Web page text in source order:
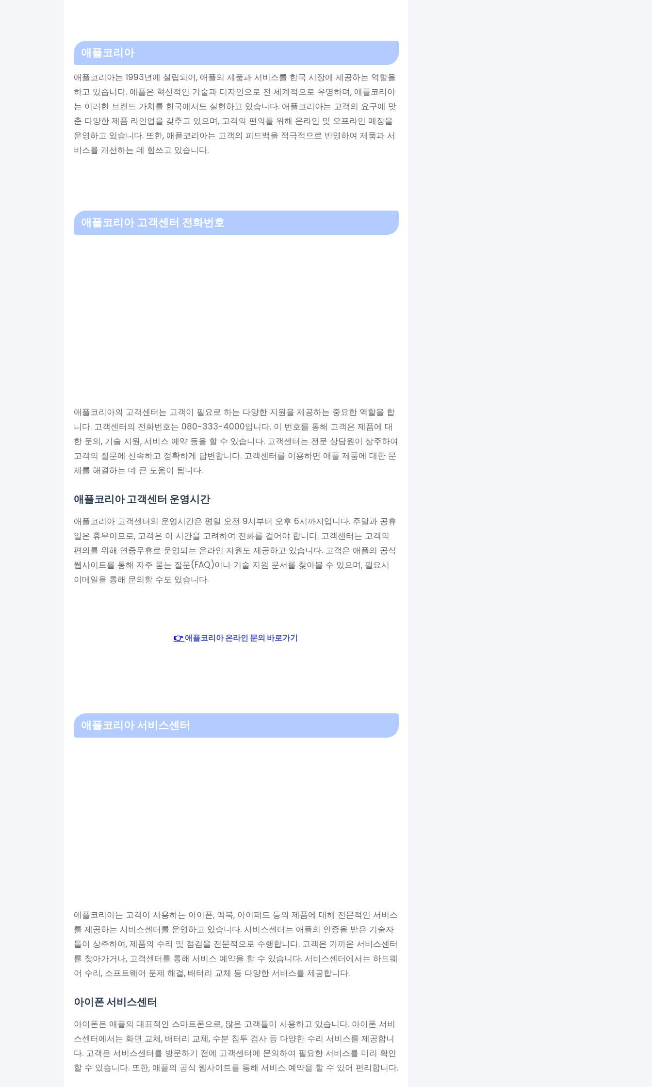
애플코리아
애플코리아는 1993년에 설립되어, 애플의 제품과 서비스를 한국 시장에 제공하는 역할을
하고 있습니다. 애플은 혁신적인 기술과 디자인으로 전 세계적으로 유명하며, 애플코리아
는 이러한 브랜드 가치를 한국에서도 실현하고 있습니다. 애플코리아는 고객의 요구에 맞
춘 다양한 제품 라인업을 갖추고 있으며, 고객의 편의를 위해 온라인 및 오프라인 매장을
운영하고 있습니다. 또한, 애플코리아는 고객의 피드백을 적극적으로 반영하여 제품과 서
비스를 개선하는 데 힘쓰고 있습니다.
애플코리아 고객센터 전화번호
애플코리아의 고객센터는 고객이 필요로 하는 다양한 지원을 제공하는 중요한 역할을 합
니다. 고객센터의 전화번호는 080-333-4000입니다. 이 번호를 통해 고객은 제품에 대
한 문의, 기술 지원, 서비스 예약 등을 할 수 있습니다. 고객센터는 전문 상담원이 상주하여
고객의 질문에 신속하고 정확하게 답변합니다. 고객센터를 이용하면 애플 제품에 대한 문
제를 해결하는 데 큰 도움이 됩니다.
애플코리아 고객센터 운영시간
애플코리아 고객센터의 운영시간은 평일 오전 9시부터 오후 6시까지입니다. 주말과 공휴
일은 휴무이므로, 고객은 이 시간을 고려하여 전화를 걸어야 합니다. 고객센터는 고객의
편의를 위해 연중무휴로 운영되는 온라인 지원도 제공하고 있습니다. 고객은 애플의 공식
웹사이트를 통해 자주 묻는 질문(FAQ)이나 기술 지원 문서를 찾아볼 수 있으며, 필요시
이메일을 통해 문의할 수도 있습니다.
👉애플코리아 온라인 문의 바로가기
애플코리아 서비스센터
애플코리아는 고객이 사용하는 아이폰, 맥북, 아이패드 등의 제품에 대해 전문적인 서비스
를 제공하는 서비스센터를 운영하고 있습니다. 서비스센터는 애플의 인증을 받은 기술자
들이 상주하여, 제품의 수리 및 점검을 전문적으로 수행합니다. 고객은 가까운 서비스센터
를 찾아가거나, 고객센터를 통해 서비스 예약을 할 수 있습니다. 서비스센터에서는 하드웨
어 수리, 소프트웨어 문제 해결, 배터리 교체 등 다양한 서비스를 제공합니다.
아이폰 서비스센터
아이폰은 애플의 대표적인 스마트폰으로, 많은 고객들이 사용하고 있습니다. 아이폰 서비
스센터에서는 화면 교체, 배터리 교체, 수분 침투 검사 등 다양한 수리 서비스를 제공합니
다. 고객은 서비스센터를 방문하기 전에 고객센터에 문의하여 필요한 서비스를 미리 확인
할 수 있습니다. 또한, 애플의 공식 웹사이트를 통해 서비스 예약을 할 수 있어 편리합니다.